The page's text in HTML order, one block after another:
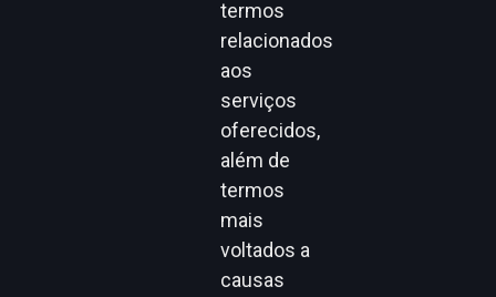
termos
relacionados
aos
serviços
oferecidos,
além de
termos
mais
voltados a
causas